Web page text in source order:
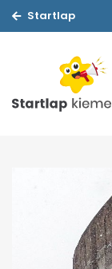
Startlap